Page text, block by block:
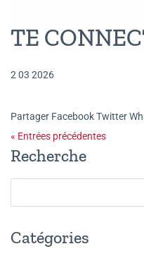
TE
2 03 2026
Partager Facebook Twitter
« Entrées précédentes
Recherche
Catégories